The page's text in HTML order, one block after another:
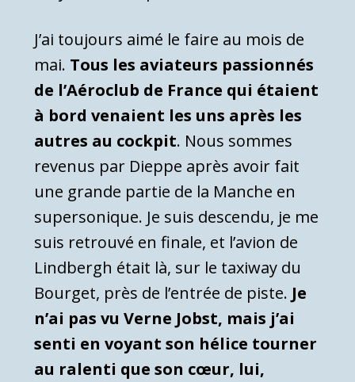
J’ai toujours aimé le faire au mois de
mai. Tous les aviateurs passionnés
de l’Aéroclub de France qui étaient
à bord venaient les uns après les
autres au cockpit. Nous sommes
revenus par Dieppe après avoir fait
une grande partie de la Manche en
supersonique. Je suis descendu, je me
suis retrouvé en finale, et l’avion de
Lindbergh était là, sur le taxiway du
Bourget, près de l’entrée de piste. Je
n’ai pas vu Verne Jobst, mais j’ai
senti en voyant son hélice tourner
au ralenti que son cœur, lui,